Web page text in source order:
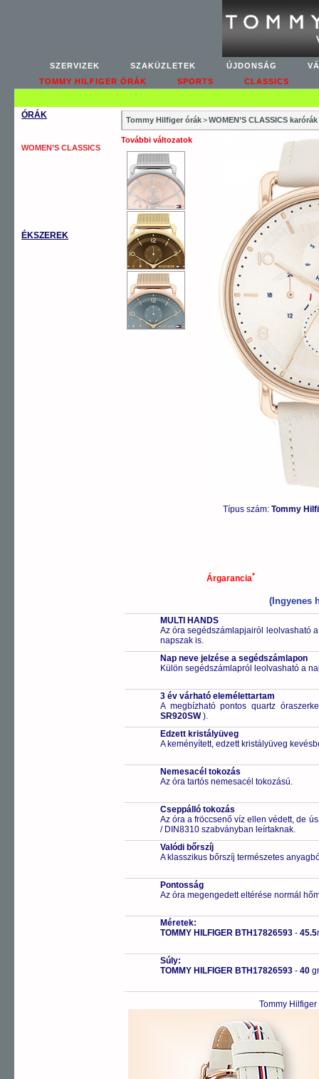
SZERVIZEK SZAKÜZLETEK ÚJDONSÁG
TOMMY HILFIGER ÓRÁK
SPORTS CLASSICS
ÓRÁK
WOMEN’S CLASSICS
ÉKSZEREK
Tommy Hilfiger órák>WOMEN’S CLASSICS karórák
További változatok
Típus szám: Tommy
Árgarancia*
(Ingyenes
MULTI HANDS
Az óra segédszámlapjairól leolvasható
napszak is.
Nap neve jelzése a segédszámlapon
Külön segédszámlapról leolvasható a
3 év várható elemélettartam
A megbízható pontos quartz
SR920SW).
Edzett kristályüveg
A keményített, edzett kristályüveg
Nemesacél tokozás
Az óra tartós nemesacél tokozású.
Cseppálló tokozás
Az óra a fröccsenő víz ellen védett, de
/ DIN8310 szabványban leírtaknak.
Valódi bőrszíj
A klasszikus bőrszíj természetes
Pontosság
Az óra megengedett eltérése normál
Méretek:
TOMMY HILFIGER BTH17826593 - 45.5
Súly:
TOMMY HILFIGER BTH17826593 - 40
Tommy